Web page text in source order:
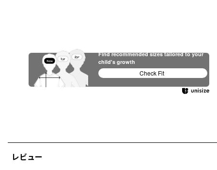
レビュー
Find recommended sizes tailored to your
child's growth
Check Fit